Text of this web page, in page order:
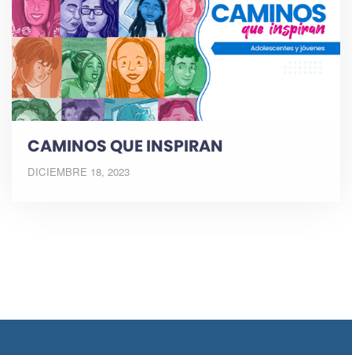
CAMINOS QUE INSPIRAN
DICIEMBRE 18, 2023